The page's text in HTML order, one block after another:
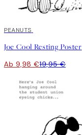
50%*
PEANUTS
Joe Cool Resting Poster
Ab 9,98 €19,95 €